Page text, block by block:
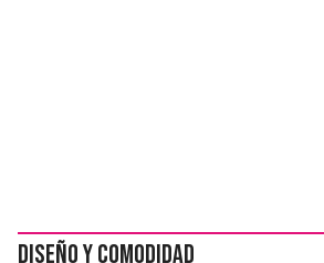
Diseño y comodidad